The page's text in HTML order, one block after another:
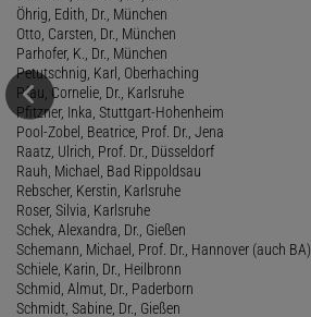
Öhrig, Edith, Dr., München
Otto, Carsten, Dr., München
Parhofer, K., Dr., München
Petutschnig, Karl, Oberhaching
Pfau, Cornelie, Dr., Karlsruhe
Pfitzner, Inka, Stuttgart-Hohenheim
Pool-Zobel, Beatrice, Prof. Dr., Jena
Raatz, Ulrich, Prof. Dr., Düsseldorf
Rauh, Michael, Bad Rippoldsau
Rebscher, Kerstin, Karlsruhe
Roser, Silvia, Karlsruhe
Schek, Alexandra, Dr., Gießen
Schemann, Michael, Prof. Dr., Hannover (auch BA)
Schiele, Karin, Dr., Heilbronn
Schmid, Almut, Dr., Paderborn
Schmidt, Sabine, Dr., Gießen